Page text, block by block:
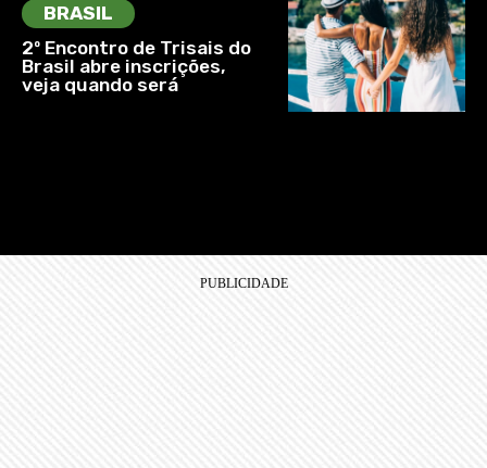
BRASIL
2º Encontro de Trisais do
Brasil abre inscrições,
veja quando será